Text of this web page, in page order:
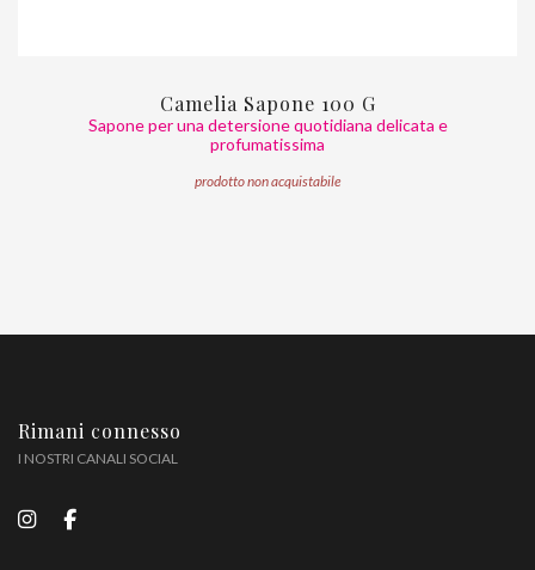
Camelia Sapone 100 G
Sapone per una detersione quotidiana delicata e
profumatissima
prodotto non acquistabile
Rimani connesso
I NOSTRI CANALI SOCIAL